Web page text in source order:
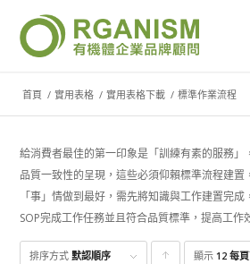
首頁 / 實用表格 / 實用表格下載 / 標準作業流程
給消費者最佳的第一印象是「訓練有素的服務
品質一致性的呈現，這些必須仰賴標準流程建
「事」情做到最好，需先將知識與工作建置完
SOP完成工作任務並且符合品質標準，提高工作
排序方式默認順序 點
顯示 12 每